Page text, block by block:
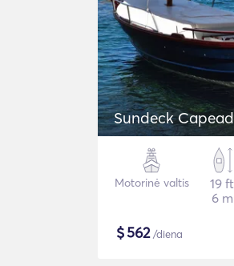
Sundeck
Motorinė valtis
19 ft
6 m
$562/diena